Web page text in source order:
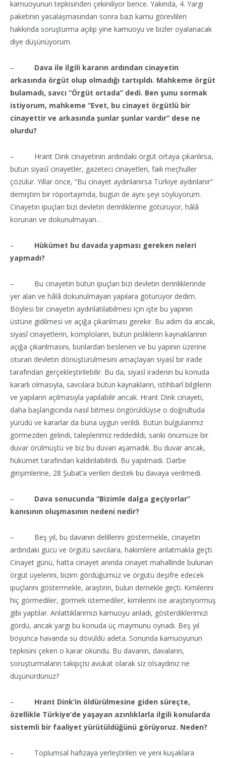
kamuoyunun tepkisinden çekiniliyor bence. Yakında, 4. Yargı
paketinin yasalaşmasından sonra bazı kamu görevlileri
hakkında soruşturma açılıp yine kamuoyu ve bizler oyalanacak
diye düşünüyorum.
– Dava ile ilgili kararın ardından cinayetin
arkasında örgüt olup olmadığı tartışıldı. Mahkeme örgüt
bulamadı, savcı “Örgüt ortada” dedi. Ben şunu sormak
istiyorum, mahkeme “Evet, bu cinayet örgütlü bir
cinayettir ve arkasında şunlar şunlar vardır” dese ne
olurdu?
– Hrant Dink cinayetinin ardındaki örgüt ortaya çıkarılırsa,
bütün siyasî cinayetler, gazeteci cinayetleri, faili meçhuller
çözülür. Yıllar önce, “Bu cinayet aydınlanırsa Türkiye aydınlanır”
demiştim bir röportajımda, bugün de aynı şeyi söylüyorum.
Cinayetin ipuçları bizi devletin derinliklerine götürüyor, hâlâ
korunan ve dokunulmayan…
– Hükümet bu davada yapması gereken neleri
yapmadı?
– Bu cinayetin bütün ipuçları bizi devletin derinliklerinde
yer alan ve hâlâ dokunulmayan yapılara götürüyor dedim.
Böylesi bir cinayetin aydınlatılabilmesi için işte bu yapının
üstüne gidilmesi ve açığa çıkarılması gerekir. Bu adım da ancak,
siyasî cinayetlerin, komploların, bütün pisliklerin kaynaklarının
açığa çıkarılmasını, bunlardan beslenen ve bu yapının üzerine
oturan devletin dönüştürülmesini amaçlayan siyasî bir irade
tarafından gerçekleştirilebilir. Bu da, siyasî iradenin bu konuda
kararlı olmasıyla, savcılara bütün kaynakların, istihbarî bilgilerin
ve yapıların açılmasıyla yapılabilir ancak. Hrant Dink cinayeti,
daha başlangıcında nasıl bitmesi öngörüldüyse o doğrultuda
yürüdü ve kararlar da buna uygun verildi. Bütün bulgularımız
görmezden gelindi, taleplerimiz reddedildi, sanki önümüze bir
duvar örülmüştü ve biz bu duvarı aşamadık. Bu duvar ancak,
hükümet tarafından kaldırılabilirdi. Bu yapılmadı. Darbe
girişimlerine, 28 Şubat’a verilen destek bu davaya verilmedi.
– Dava sonucunda “Bizimle dalga geçiyorlar”
kanısının oluşmasının nedeni nedir?
– Beş yıl, bu davanın delillerini göstermekle, cinayetin
ardındaki gücü ve örgütü savcılara, hakimlere anlatmakla geçti.
Cinayet günü, hatta cinayet anında cinayet mahallinde bulunan
örgüt üyelerini, bizim gördüğümüz ve örgütü deşifre edecek
ipuçlarını göstermekle, araştırın, bulun demekle geçti. Kimilerini
hiç görmediler, görmek istemediler, kimilerini ise araştırıyormuş
gibi yaptılar. Anlattıklarımızı kamuoyu anladı, gösterdiklerimizi
gördü, ancak yargı bu konuda üç maymunu oynadı. Beş yıl
boyunca havanda su dövüldü adeta. Sonunda kamuoyunun
tepkisini çeken o karar okundu. Bu davanın, davaların,
soruşturmaların takipçisi avukat olarak siz olsaydınız ne
düşünürdünüz?
– Hrant Dink’in öldürülmesine giden süreçte,
özellikle Türkiye’de yaşayan azınlıklarla ilgili konularda
sistemli bir faaliyet yürütüldüğünü görüyoruz. Neden?
– Toplumsal hafızaya yerleştirilen ve yeni kuşaklara